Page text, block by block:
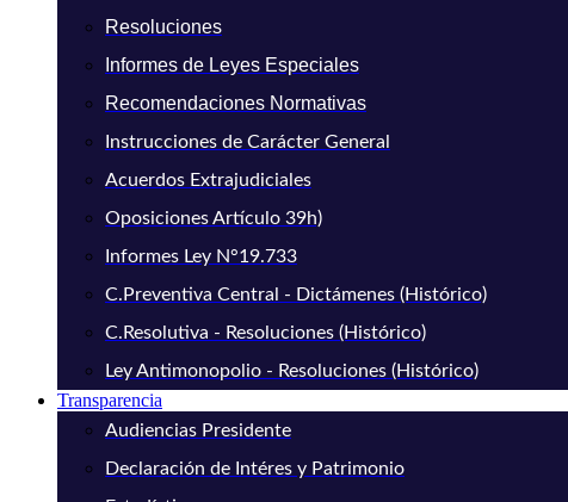
Resoluciones
Informes de Leyes Especiales
Recomendaciones Normativas
Instrucciones de Carácter General
Acuerdos Extrajudiciales
Oposiciones Artículo 39h)
Informes Ley N°19.733
C.Preventiva Central - Dictámenes (Histórico)
C.Resolutiva - Resoluciones (Histórico)
Ley Antimonopolio - Resoluciones (Histórico)
Transparencia
Audiencias Presidente
Declaración de Intéres y Patrimonio